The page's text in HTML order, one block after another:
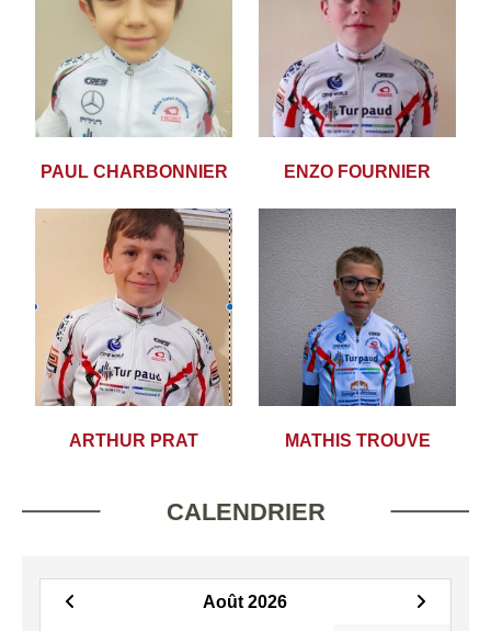
PAUL CHARBONNIER ENZO FOURNIER
ARTHUR PRAT MATHIS TROUVE
CALENDRIER
Août 2026